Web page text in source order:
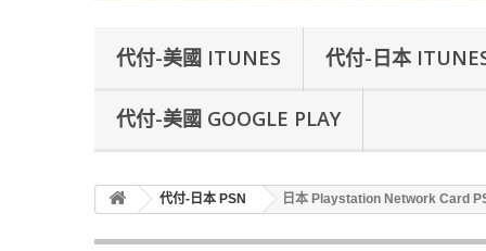
代付-美國 ITUNES 代付-日本
代付-美國 GOOGLE PLAY
代付-日本 PSN 日本 Playstation Network Card